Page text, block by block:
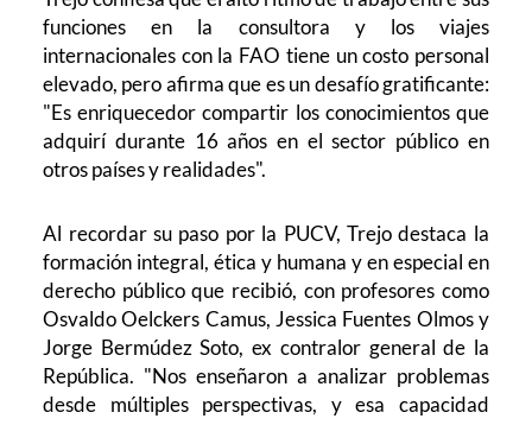
funciones en la consultora y los viajes
internacionales con la FAO tiene un costo personal
elevado, pero afirma que es un desafío gratificante:
"Es enriquecedor compartir los conocimientos que
adquirí durante 16 años en el sector público en
otros países y realidades".
Al recordar su paso por la PUCV, Trejo destaca la
formación integral, ética y humana y en especial en
derecho público que recibió, con profesores como
Osvaldo Oelckers Camus, Jessica Fuentes Olmos y
Jorge Bermúdez Soto, ex contralor general de la
República. "Nos enseñaron a analizar problemas
desde múltiples perspectivas, y esa capacidad